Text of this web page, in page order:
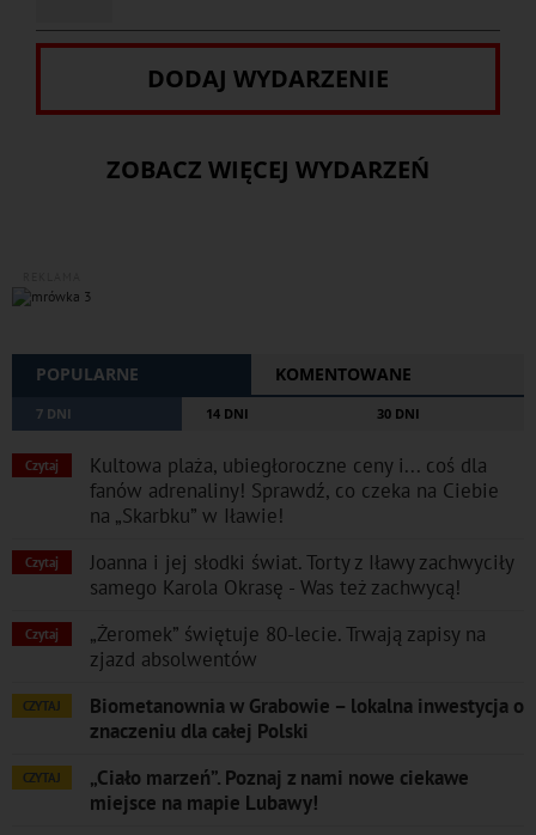
DODAJ WYDARZENIE
ZOBACZ WIĘCEJ WYDARZEŃ
POPULARNE KOMENTOWANE
7 DNI 14 DNI 30 DNI
Czytaj
Kultowa plaża, ubiegłoroczne ceny i... coś dla
fanów adrenaliny! Sprawdź, co czeka na Ciebie
na „Skarbku” w Iławie!
Czytaj
Joanna i jej słodki świat. Torty z Iławy zachwyciły
samego Karola Okrasę - Was też zachwycą!
Czytaj
„Żeromek” świętuje 80-lecie. Trwają zapisy na
zjazd absolwentów
CZYTAJ
Biometanownia w Grabowie – lokalna inwestycja o
znaczeniu dla całej Polski
CZYTAJ
„Ciało marzeń”. Poznaj z nami nowe ciekawe
miejsce na mapie Lubawy!